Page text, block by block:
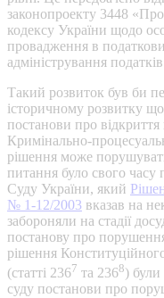
законопроекту 3448
кодексу України щодо
провадження в
адміністрування податків
Такий розвиток був би
історичному розвитку
постанови про
Кримінально-
рішення може
питання було свого часу
Суду України, який
№ 1-12/2003 вказав на
забороняли на стадії
постанову про
рішення
(статті 2367 та 2368)
суду постанови про